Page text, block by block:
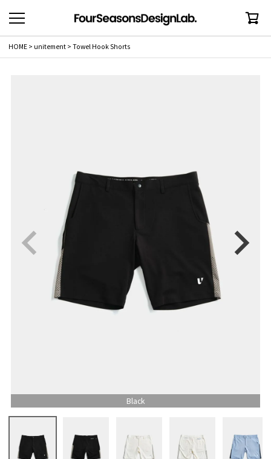
HOME unitement Towel Hook Shorts
Black